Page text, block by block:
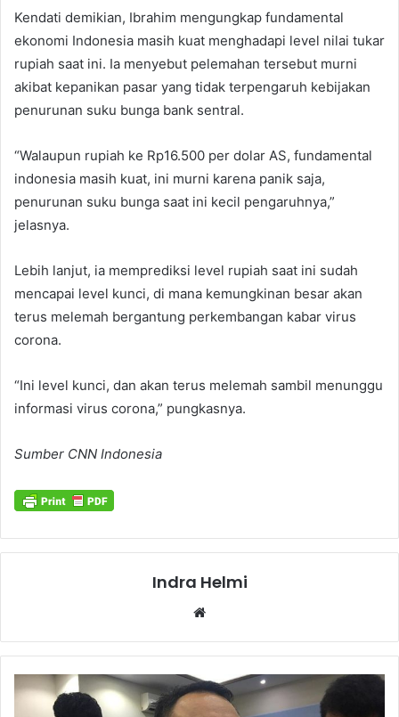
Kendati demikian, Ibrahim mengungkap fundamental
ekonomi Indonesia masih kuat menghadapi level nilai tukar
rupiah saat ini. Ia menyebut pelemahan tersebut murni
akibat kepanikan pasar yang tidak terpengaruh kebijakan
penurunan suku bunga bank sentral.
“Walaupun rupiah ke Rp16.500 per dolar AS, fundamental
indonesia masih kuat, ini murni karena panik saja,
penurunan suku bunga saat ini kecil pengaruhnya,”
jelasnya.
Lebih lanjut, ia memprediksi level rupiah saat ini sudah
mencapai level kunci, di mana kemungkinan besar akan
terus melemah bergantung perkembangan kabar virus
corona.
“Ini level kunci, dan akan terus melemah sambil menunggu
informasi virus corona,” pungkasnya.
Sumber CNN Indonesia
Indra Helmi